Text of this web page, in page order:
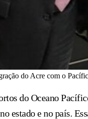
do Acre com o
do Oceano
estado e no país.